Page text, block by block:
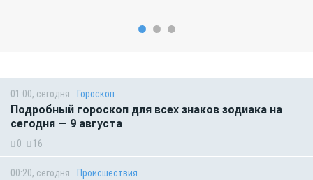
01:00, сегодня Гороскоп
Подробный гороскоп для всех знаков зодиака на
сегодня — 9 августа
0 16
00:20, сегодня Происшествия